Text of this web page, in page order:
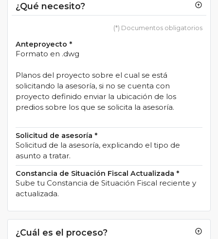
¿Qué necesito? arrow_circle_up
(*) Documentos obligatorios
Anteproyecto *
Formato en .dwg
Planos del proyecto sobre el cual se está
solicitando la asesoría, si no se cuenta con
proyecto definido enviar la ubicación de los
predios sobre los que se solicita la asesoría.
Solicitud de asesoría *
Solicitud de la asesoría, explicando el tipo de
asunto a tratar.
Constancia de Situación Fiscal Actualizada *
Sube tu Constancia de Situación Fiscal reciente y
actualizada.
¿Cuál es el proceso? arrow_circle_up